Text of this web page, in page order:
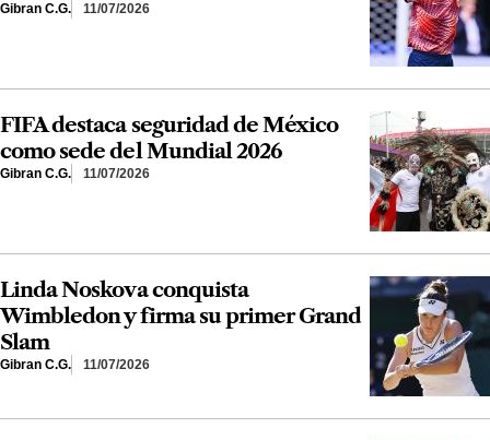
Gibran C.G. 11/07/2026
FIFA destaca seguridad de México
como sede del Mundial 2026
Gibran C.G. 11/07/2026
Linda Noskova conquista
Wimbledon y firma su primer Grand
Slam
Gibran C.G. 11/07/2026